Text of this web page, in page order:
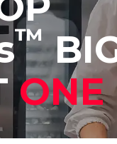
™
ONE